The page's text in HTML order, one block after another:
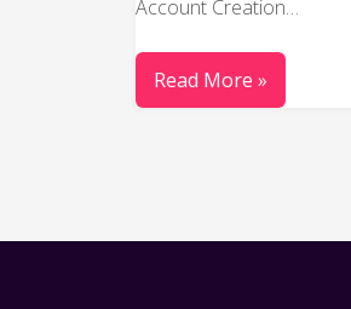
Account Creation…
Read More »